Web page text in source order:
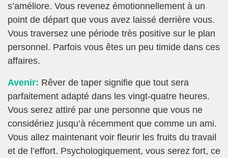
s’améliore. Vous revenez émotionnellement à un
point de départ que vous avez laissé derrière vous.
Vous traversez une période très positive sur le plan
personnel. Parfois vous êtes un peu timide dans ces
affaires.
Avenir: Rêver de taper signifie que tout sera
parfaitement adapté dans les vingt-quatre heures.
Vous serez attiré par une personne que vous ne
considériez jusqu’à récemment que comme un ami.
Vous allez maintenant voir fleurir les fruits du travail
et de l’effort. Psychologiquement, vous serez fort, ce